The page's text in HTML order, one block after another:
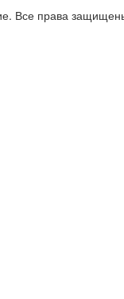
Все права